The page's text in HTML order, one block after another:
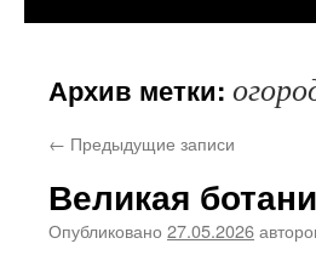
Архив метки:
← Предыдущие записи
Великая
Опубликовано 27.05.2026